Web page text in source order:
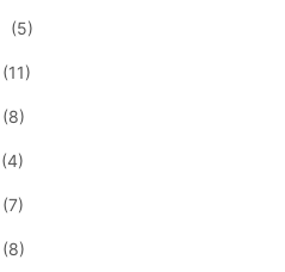
(5)
(11)
(8)
(4)
(7)
(8)